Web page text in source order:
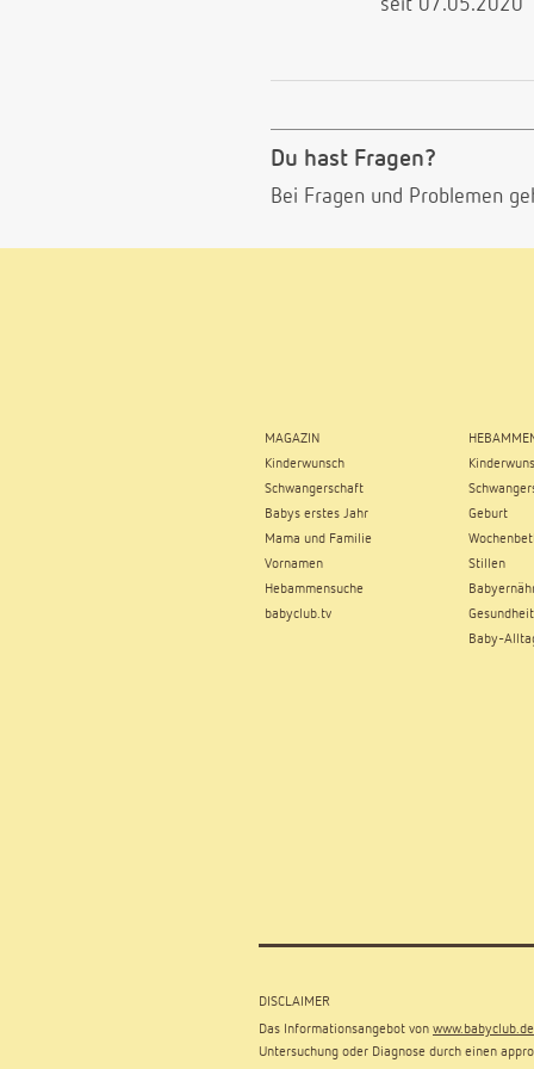
seit 07.05.2020
Du hast Fragen?
Bei Fragen und Problemen
MAGAZIN
Kinderwunsch
Schwangerschaft
Babys erstes Jahr
Mama und Familie
Vornamen
Hebammensuche
babyclub.tv
Geburt
Stillen
Gesundheit
Baby-
DISCLAIMER
Das Informationsangebot von www.babyclub.de
Untersuchung oder Diagnose durch einen